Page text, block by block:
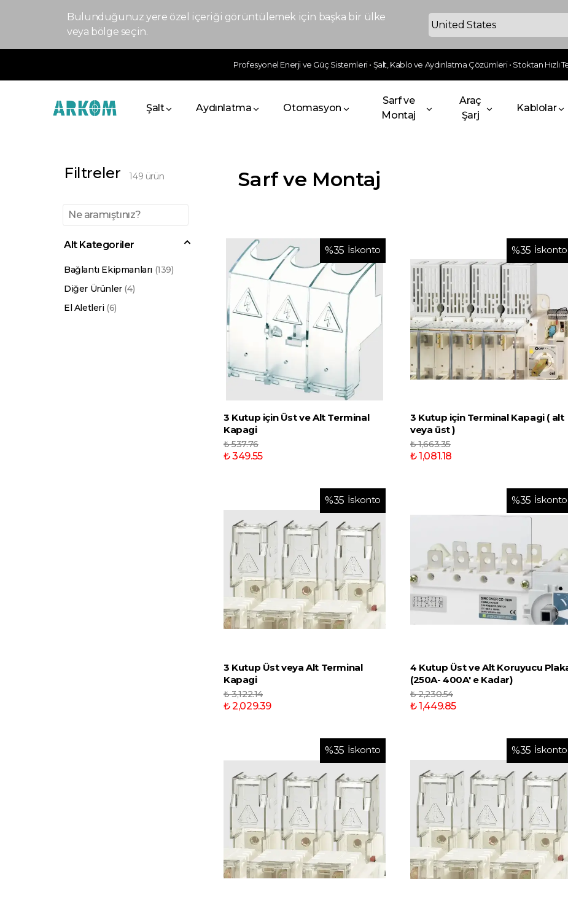
Bulunduğunuz yere özel içeriği görüntülemek için başka bir ülke
veya bölge seçin.
Profesyonel Enerji ve Güç Sistemleri • Şalt, Kablo ve Aydınlatma Çözümleri • Stoktan Hızlı
Şalt Aydınlatma Otomasyon
Sarf ve
Montaj
Araç
Şarj
Kablolar
Filtreler 149 ürün Sarf ve Montaj
Alt Kategoriler
Bağlantı Ekipmanları (139)
Diğer Ürünler(4)
El Aletleri(6)
%35 İskonto
3 Kutup için Üst ve Alt Terminal
Kapagi
₺ 537.76
₺ 349.55
%35 İskonto
3 Kutup için Terminal Kapagi ( alt
veya üst )
₺ 1,663.35
₺ 1,081.18
%35 İskonto
3 Kutup Üst veya Alt Terminal
Kapagi
₺ 3,122.14
₺ 2,029.39
%35 İskonto
4 Kutup Üst ve Alt Koruyucu
(250A- 400A' e Kadar)
₺ 2,230.54
₺ 1,449.85
%35 İskonto %35 İskonto